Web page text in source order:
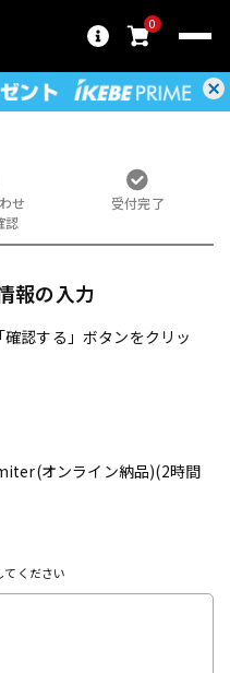
0
せ
認
受付完了
報の入力
認する」ボタンをクリッ
オンライン納品)(2時間
ください